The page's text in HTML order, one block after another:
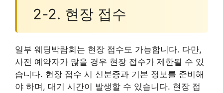
2-2. 현장 접수
일부 웨딩박람회는 현장 접수도 가능합니다. 다만,
사전 예약자가 많을 경우 현장 접수가 제한될 수 있
습니다. 현장 접수 시 신분증과 기본 정보를 준비해
야 하며, 대기 시간이 발생할 수 있습니다. 현장 접